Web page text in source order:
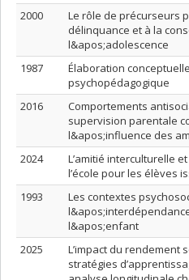
2000
Le rôle de précurseurs
délinquance et à la
l&apos;adolescence
1987
Élaboration
psychopédagogique
2016
Comportements
supervision parentale
l&apos;influence des
2024
L’amitié interculturelle
l’école pour les élèves
1993
Les contextes
l&apos;enfant
2025
L’impact du rendement
stratégies